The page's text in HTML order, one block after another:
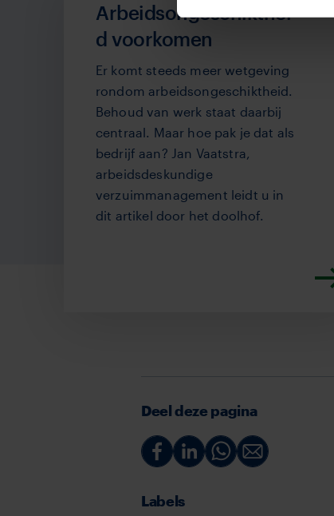
Arbeidsongeschikthei
d voorkomen
Er komt steeds meer wetgeving
rondom arbeidsongeschiktheid.
Behoud van werk staat daarbij
centraal. Maar hoe pak je dat als
bedrijf aan? Jan Vaatstra,
arbeidsdeskundige
verzuimmanagement leidt u in
dit artikel door het doolhof.
Deel deze pagina
Deel
Facebook
Deel Deel Deel
Labels